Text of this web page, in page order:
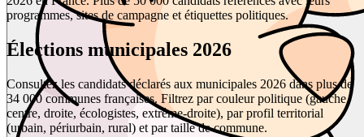
programmes, sites de campagne et étiquettes politiques.
Élections municipales 2026
Consultez les candidats déclarés aux municipales 2026 dans plus de
34 000 communes françaises. Filtrez par couleur politique (gauche,
centre, droite, écologistes, extrême-droite), par profil territorial
(urbain, périurbain, rural) et par taille de commune.